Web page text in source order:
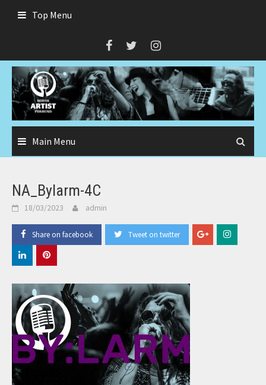
Top Menu
Main Menu
NA_Bylarm-4C
18/03/2023 admin
Share on facebook Tweet on twitter